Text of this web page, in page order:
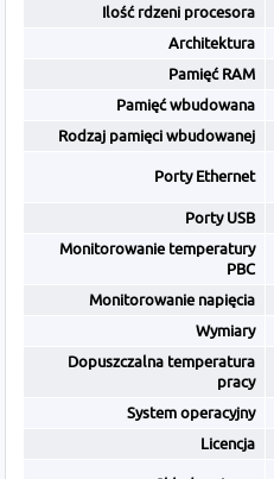
Ilość rdzeni procesora
Architektura
Pamięć RAM
Pamięć wbudowana
Rodzaj pamięci wbudowanej
Porty Ethernet
Porty USB
Monitorowanie temperatury
PBC
Monitorowanie napięcia
Wymiary
Dopuszczalna temperatura
pracy
System operacyjny
Licencja